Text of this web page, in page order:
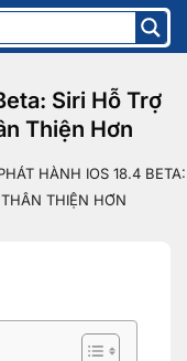
Siri Hỗ Trợ
Thiện Hơn
HÀNH IOS 18.4 BETA:
THIỆN HƠN